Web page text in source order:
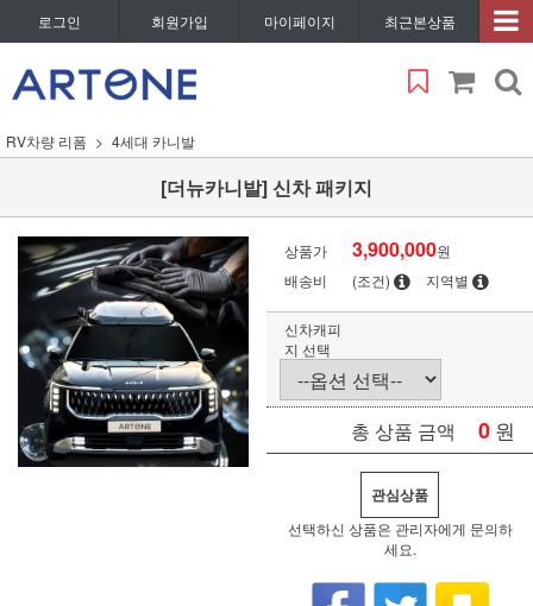
로그인 회원가입 마이페이지 최근본상품
RV차량 리폼 4세대 카니발
[더뉴카니발] 신차 패키지
상품가 3,900,000원
배송비
(조건) 지역별
신차캐피
지 선택
총 상품 금액 0 원
관심상품
선택하신 상품은 관리자에게 문의하
세요.